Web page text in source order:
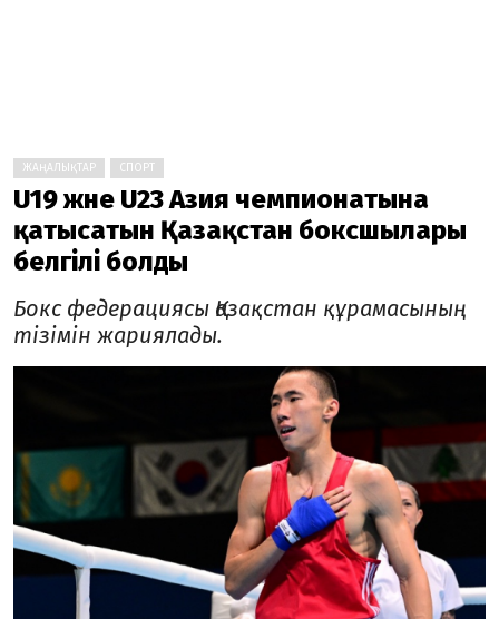
ЖАҢАЛЫҚТАР СПОРТ
U19 және U23 Азия чемпионатына
қатысатын Қазақстан боксшылары
белгілі болды
Бокс федерациясы Қазақстан құрамасының
тізімін жариялады.